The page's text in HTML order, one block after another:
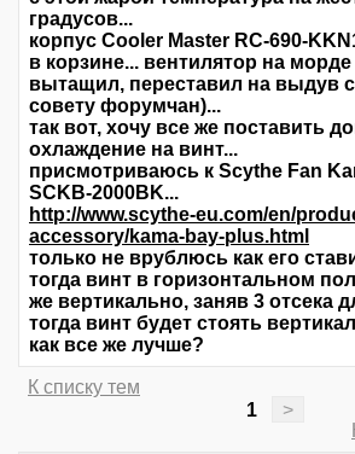
градусов...
корпус Cooler Master RC-690-
в корзине... вентилятор на
вытащил, переставил на выдув
совету форумчан)...
так вот, хочу все же поставить
охлаждение на винт...
присмотриваюсь к Scythe Fan
SCKB-2000BK...
http://www.scythe-eu.com/en/
accessory/kama-bay-plus.html
только не врублюсь как его
тогда винт в горизонтальном
же вертикально, заняв 3 отсека
тогда винт будет стоять
как все же лучше?
К списку тем
1
>